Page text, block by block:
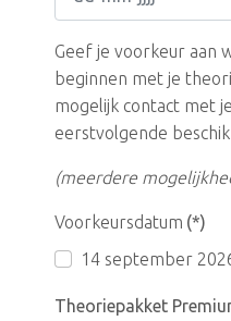
Geef je voorkeur aan
beginnen met je
mogelijk contact met
eerstvolgende
(meerdere
Voorkeursdatum (*)
14 september
Theoriepakket